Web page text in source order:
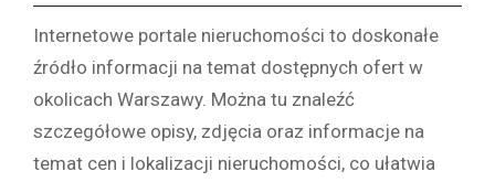
Internetowe portale nieruchomości to doskonałe
źródło informacji na temat dostępnych ofert w
okolicach Warszawy. Można tu znaleźć
szczegółowe opisy, zdjęcia oraz informacje na
temat cen i lokalizacji nieruchomości, co ułatwia